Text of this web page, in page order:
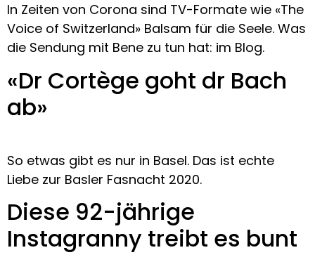
In Zeiten von Corona sind TV-Formate wie «The
Voice of Switzerland» Balsam für die Seele. Was
die Sendung mit Bene zu tun hat: im Blog.
«Dr Cortège goht dr Bach
ab»
So etwas gibt es nur in Basel. Das ist echte
Liebe zur Basler Fasnacht 2020.
Diese 92-jährige
Instagranny treibt es bunt